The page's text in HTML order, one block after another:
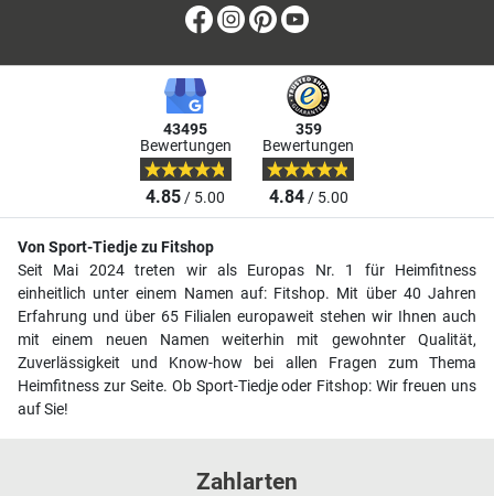
Facebook
Instagram
Pinterest
43495
Bewertungen
4.85/ 5.00
359
Bewertungen
4.84/ 5.00
Von Sport-Tiedje zu Fitshop
Seit Mai 2024 treten wir als Europas Nr. 1 für Heimfitness
einheitlich unter einem Namen auf: Fitshop. Mit über 40 Jahren
Erfahrung und über 65 Filialen europaweit stehen wir Ihnen auch
mit einem neuen Namen weiterhin mit gewohnter Qualität,
Zuverlässigkeit und Know-how bei allen Fragen zum Thema
Heimfitness zur Seite. Ob Sport-Tiedje oder Fitshop: Wir freuen uns
auf Sie!
Zahlarten